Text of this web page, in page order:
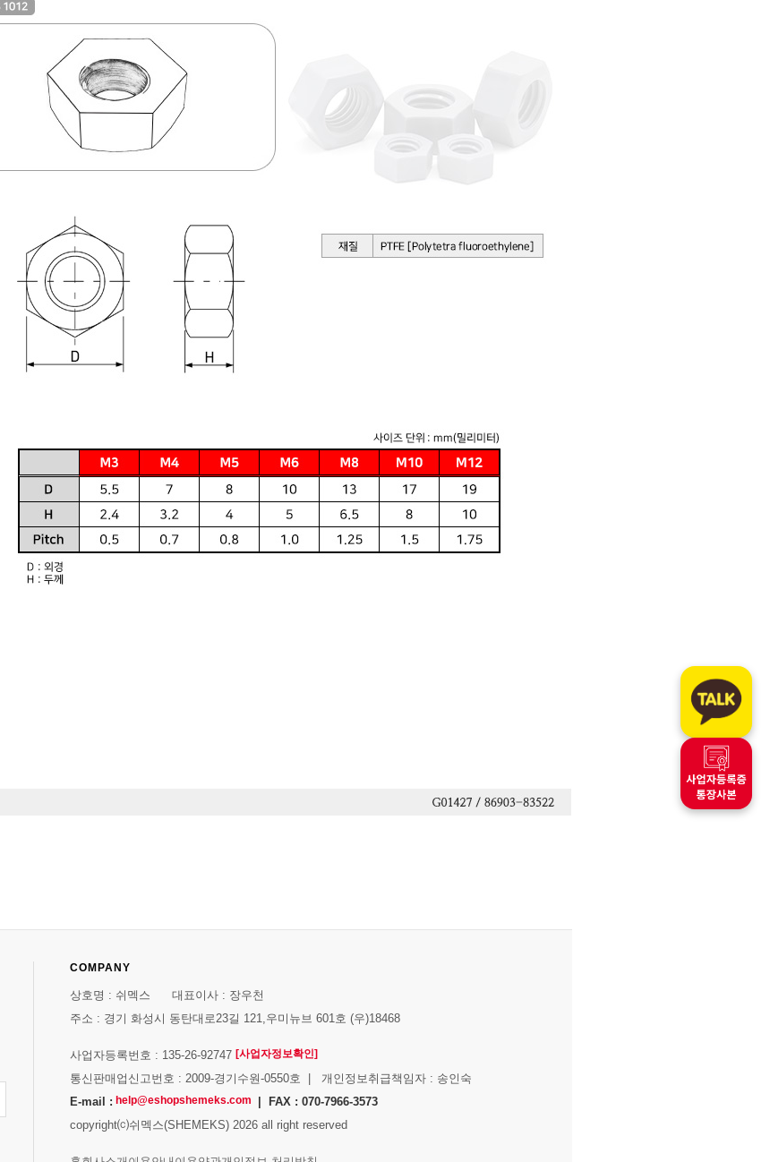
COMPANY
상호명 : 쉬멕스 대표이사 : 장우천
주소 : 경기 화성시 동탄대로23길 121,우미뉴브 601호 (우)18468
사업자등록번호 : 135-26-92747 [사업자정보확인]
통신판매업신고번호 : 2009-경기수원-0550호 | 개인정보취급책임자 : 송인숙
E-mail : help@eshopshemeks.com
| FAX : 070-7966-3573
copyright⒞쉬멕스(SHEMEKS) 2026 all right reserved